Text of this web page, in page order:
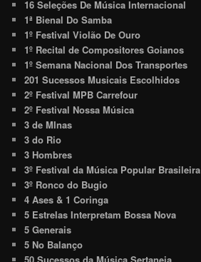
16 Seleções De Música Internacional
1ª Bienal Do Samba
1º Festival Violão De Ouro
1º Recital de Compositores Goianos
1º Semana Nacional Dos Transportes
201 Sucessos Musicais Escolhidos
2º Festival MPB Carrefour
2º Festival Nossa Música
3 de MInas
3 do Rio
3 Hombres
3º Festival da Música Popular Brasileira
3º Ronco do Bugio
4 Ases & 1 Coringa
5 Estrelas Interpretam Bossa Nova
5 Generais
5 No Balanço